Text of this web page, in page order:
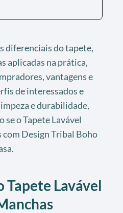
diferenciais do tapete,
aplicadas na prática,
vantagens e
de interessados e
e durabilidade,
se o Tapete Lavável
com Design Tribal Boho
Tapete Lavável